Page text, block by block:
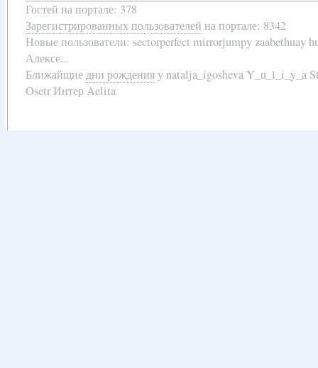
Гостей на портале: 378
Зарегистрированных пользователей на портале: 8342
Новые пользователи: sectorperfect mirrorjumpy zaabethuay
Алексе...
Ближайщиедни рожденияу natalja_igosheva Y_u_l_i_y_a
Osetr Интер Aelita